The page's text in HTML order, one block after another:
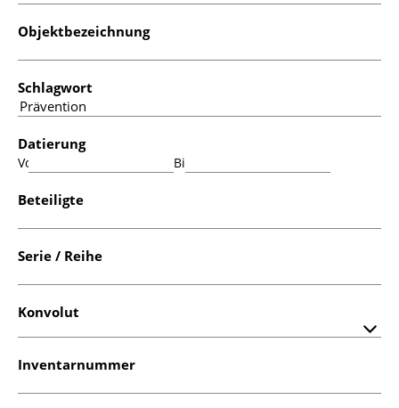
Objektbezeichnung
Schlagwort
Datierung
Von: Bis:
Beteiligte
Serie / Reihe
Konvolut
Inventarnummer